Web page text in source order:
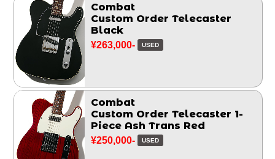
Combat
Custom Order Telecaster
Black
¥263,000- USED
Combat
Custom Order Telecaster 1-
Piece Ash Trans Red
¥250,000- USED